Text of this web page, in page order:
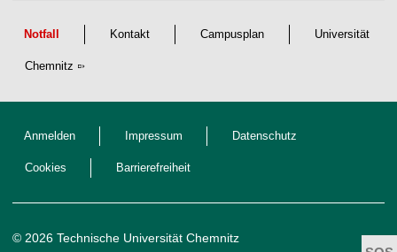
Notfall Kontakt Campusplan Universität
Chemnitz
Anmelden Impressum Datenschutz
Cookies Barrierefreiheit
© 2026 Technische Universität Chemnitz